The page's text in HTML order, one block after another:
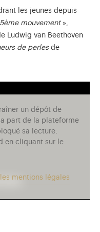
les jeunes depuis
5ème mouvement »,
Ludwig van Beethoven
de perlesde
un dépôt de
part de la plateforme
sa lecture.
en cliquant sur le
mentions légales